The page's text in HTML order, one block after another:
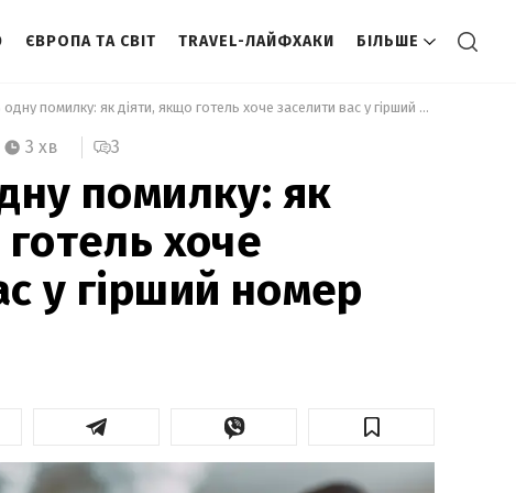
ЄВРОПА ТА СВІТ TRAVEL-ЛАЙФХАКИ БІЛЬШЕ
Не робіть одну помилку: як діяти, якщо готель хоче заселити вас у гірший номер
3 хв 3
помилку: як
хоче
у гірший номер